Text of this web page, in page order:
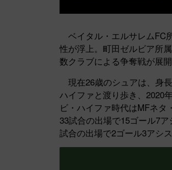
ベイタル・エルサレムFC
性が浮上。町田ゼルビア所
数クラブによる争奪戦が展
現在26歳のシュアは、身
ハイファと渡り歩き、2020
ビ・ハイファ時代はMFネ
33試合の出場で15ゴール7
試合の出場で2ゴール3アシ